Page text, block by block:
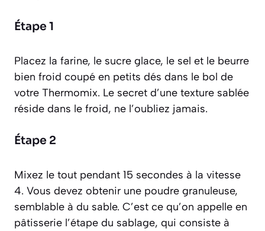
Étape 1
Placez la farine, le sucre glace, le sel et le beurre
bien froid coupé en petits dés dans le bol de
votre Thermomix. Le secret d’une texture sablée
réside dans le froid, ne l’oubliez jamais.
Étape 2
Mixez le tout pendant 15 secondes à la vitesse
4. Vous devez obtenir une poudre granuleuse,
semblable à du sable. C’est ce qu’on appelle en
pâtisserie l’étape du sablage, qui consiste à